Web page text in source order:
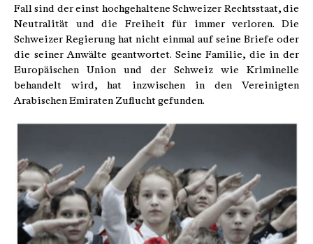
Fall sind der einst hochgehaltene Schweizer Rechtsstaat, die
Neutralität und die Freiheit für immer verloren. Die
Schweizer Regierung hat nicht einmal auf seine Briefe oder
die seiner Anwälte geantwortet. Seine Familie, die in der
Europäischen Union und der Schweiz wie Kriminelle
behandelt wird, hat inzwischen in den Vereinigten
Arabischen Emiraten Zuflucht gefunden.